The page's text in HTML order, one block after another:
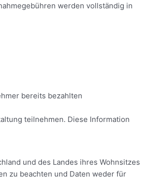
werden vollständig in
bereits bezahlten
teilnehmen. Diese Information
und des Landes ihres Wohnsitzes
zu beachten und Daten weder für